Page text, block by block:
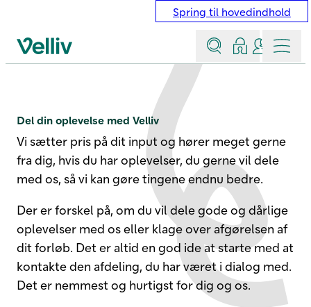
Spring til hovedindhold
Velliv startside
Søg Log indKontakt
Menu
Del din oplevelse med Velliv
Del din oplevelse med Velliv​
Vi sætter pris på dit input og hører meget gerne
fra dig, hvis du har oplevelser, du gerne vil dele
med os, så vi kan gøre tingene endnu bedre.
Der er forskel på, om du vil dele gode og dårlige
oplevelser med os eller klage over afgørelsen af
dit forløb. Det er altid en god ide at starte med at
kontakte den afdeling, du har været i dialog med.
Det er nemmest og hurtigst for dig og os.